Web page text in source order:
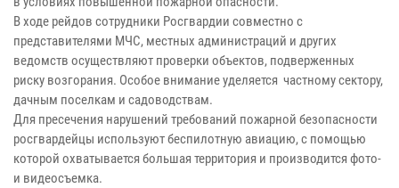
В ходе рейдов сотрудники Росгвардии совместно с
представителями МЧС, местных администраций и других
ведомств осуществляют проверки объектов, подверженных
риску возгорания. Особое внимание уделяется частному сектору,
дачным поселкам и садоводствам.
Для пресечения нарушений требований пожарной безопасности
росгвардейцы используют беспилотную авиацию, с помощью
которой охватывается большая территория и производится фото-
и видеосъемка.